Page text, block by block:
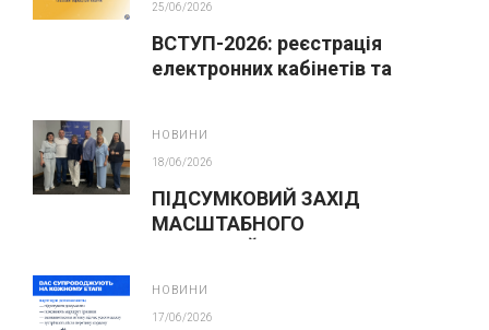
25/06/2026
ВСТУП-2026: реєстрація
електронних кабінетів та
НОВИНИ
18/06/2026
ПІДСУМКОВИЙ ЗАХІД
МАСШТАБНОГО
НОВИНИ
17/06/2026